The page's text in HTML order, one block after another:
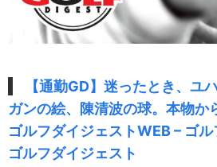
【通勤GD】迷ったとき、ユ
ガンの絵、陳清波の球。本物
ゴルフダイジェストWEB – ゴ
ゴルフダイジェスト